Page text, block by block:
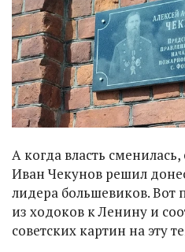
А когда власть
Иван Чекунов решил
лидера большевиков. Вот
из ходоков к Ленину и
советских картин на эту